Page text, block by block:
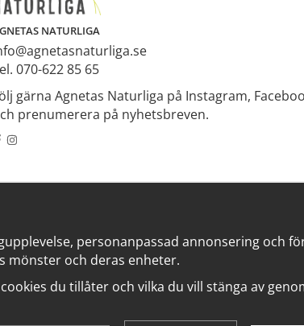
NATURLIGA
070-622 85 65
gärna Agnetas Naturliga på Instagram,
prenumerera på nyhetsbreven.
personanpassad annonsering och
mönster och deras enheter.
du tillåter och vilka du vill stänga av